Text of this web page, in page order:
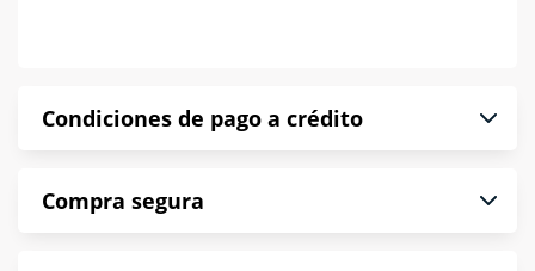
Condiciones de pago a crédito
puntualmente. Al finalizar tu compra generas el
Compra segura